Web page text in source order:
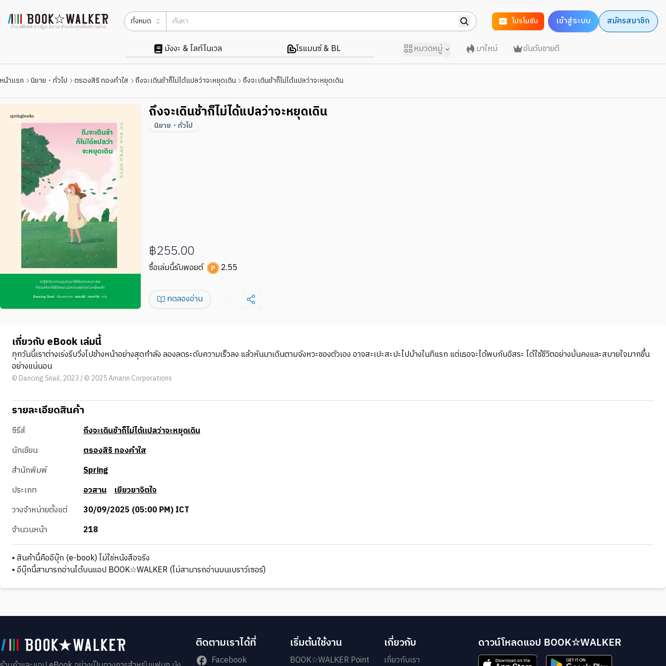
ร้าน eBook การ์ตูน นิยาย สำหรับทุกสไตล์การอ่าน
ทั้งหมด โปรโมชัน เข้าสู่ระบบ สมัครสมาชิก
มังงะ & ไลท์โนเวล โรแมนซ์ & BL หมวดหมู่ มาใหม่ อันดับขายดี
หน้าแรก นิยาย・ทั่วไป ตรองสิริ ทองคำใส ถึงจะเดินช้าก็ไม่ได้แปลว่าจะหยุดเดิน ถึงจะเดินช้าก็ไม่ได้แปลว่าจะหยุดเดิน
ถึงจะเดินช้าก็ไม่ได้แปลว่าจะหยุดเดิน
นิยาย・ทั่วไป
฿255.00
ซื้อเล่มนี้รับพอยต์ 2.55
ทดลองอ่าน
เกี่ยวกับ eBook เล่มนี้
ทุกวันนี้เราต่างเร่งรีบวิ่งไปข้างหน้าอย่างสุดกำลัง ลองลดระดับความเร็วลง แล้วหันมาเดินตามจังหวะของตัวเอง อาจสะเปะสะปะไปบ้างในทีแรก แต่เธอจะได้พบกับอิสระ ได้ใช้ชีวิตอย่างมั่นคงและสบายใจมากขึ้น
อย่างแน่นอน
© Dancing Snail, 2023 / © 2025 Amarin Corporations
รายละเอียดสินค้า
ซีรีส์
ถึงจะเดินช้าก็ไม่ได้แปลว่าจะหยุดเดิน
นักเขียน
ตรองสิริ ทองคำใส
สำนักพิมพ์
Spring
ประเภท
อวสาน เยียวยาจิตใจ
วางจำหน่ายตั้งแต่
30/09/2025 (05:00 PM) ICT
จำนวนหน้า
218
• สินค้านี้คืออีบุ๊ก (e-book) ไม่ใช่หนังสือจริง
• อีบุ๊กนี้สามารถอ่านได้บนแอป BOOK☆WALKER (ไม่สามารถอ่านบนเบราว์เซอร์)
ติดตามเราได้ที่
Facebook
เริ่มต้นใช้งาน
BOOK☆WALKER Point
เกี่ยวกับ
เกี่ยวกับเรา
ดาวน์โหลดแอป BOOK☆WALKER